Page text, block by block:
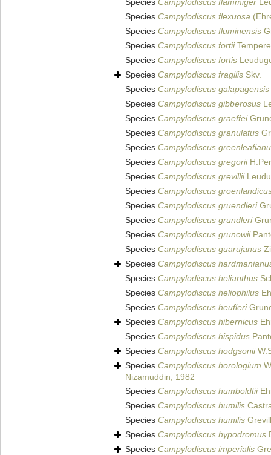
Species Campylodiscus flammiger
Species Campylodiscus flexuosa
Species Campylodiscus fluminensis
Species Campylodiscus fortii
Species Campylodiscus fortis
Species Campylodiscus fragilis Skv.
Species Campylodiscus galapagensis
Species Campylodiscus gibberosus
Species Campylodiscus graeffei
Species Campylodiscus granulatus
Species Campylodiscus
Species Campylodiscus gregorii
Species Campylodiscus grevillii
Species Campylodiscus
Species Campylodiscus gruendleri
Species Campylodiscus grundleri
Species Campylodiscus grunowii
Species Campylodiscus guarujanus
Species Campylodiscus
Species Campylodiscus helianthus
Species Campylodiscus heliophilus
Species Campylodiscus heufleri
Species Campylodiscus hibernicus
Species Campylodiscus hispidus
Species Campylodiscus hodgsonii
Species Campylodiscus horologium
Nizamuddin, 1982
Species Campylodiscus humboldtii
Species Campylodiscus humilis
Species Campylodiscus humilis
Species Campylodiscus hypodromus
Species Campylodiscus imperialis